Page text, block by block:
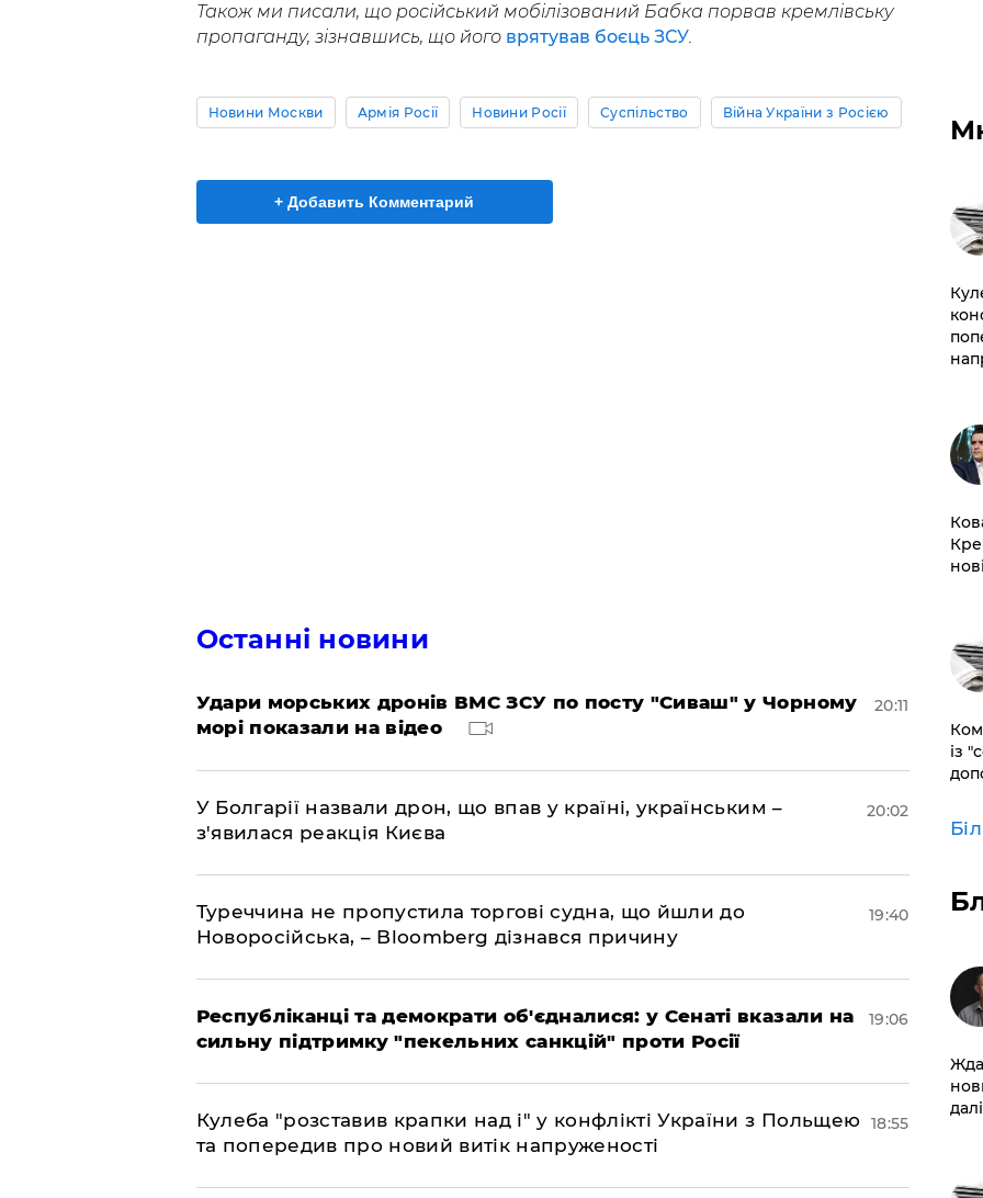
Також ми писали, що російський мобілізований Бабка порвав кремлівську
пропаганду, зізнавшись, що його врятував боєць ЗСУ.
Новини Москви Армія Росії Новини Росії Суспільство Війна України з Росією
+ Добавить Комментарий
Останні новини
Удари морських дронів ВМС ЗСУ по посту "Сиваш" у Чорному
морі показали на відео
20:11
У Болгарії назвали дрон, що впав у країні, українським –
з'явилася реакція Києва
20:02
Туреччина не пропустила торгові судна, що йшли до
Новоросійська, – Bloomberg дізнався причину
19:40
Республіканці та демократи об'єдналися: у Сенаті вказали на
сильну підтримку "пекельних санкцій" проти Росії
19:06
Кулеба "розставив крапки над і" у конфлікті України з Польщею
та попередив про новий витік напруженості
18:55
із
далі